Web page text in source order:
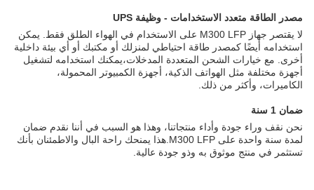
مصدر الطاقة متعدد الاستخدامات - وظيفة UPS
لا يقتصر جهاز M300 LFP على الاستخدام في الهواء الطلق فقط. يمكن
استخدامه أيضًا كمصدر طاقة احتياطي لمنزلك أو مكتبك أو أي بيئة داخلية
أخرى. مع خيارات الشحن المتعددة المدخلات،يمكنك استخدامه لتشغيل
أجهزة مختلفة مثل الهواتف الذكية، أجهزة الكمبيوتر المحمولة،
الكاميرات، وأكثر من ذلك.
ضمان 1 سنة
نحن نقف وراء جودة وأداء منتجاتنا، وهذا هو السبب في أننا نقدم ضمان
لمدة سنة واحدة على M300 LFP.هذا يمنحك راحة البال والاطمئنان بأنك
تستثمر في منتج موثوق به وذو جودة عالية.